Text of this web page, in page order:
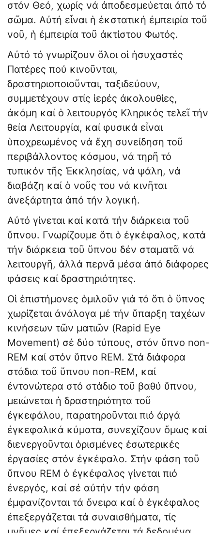
στόν Θεό, χωρίς νά ἀποδεσμεύεται ἀπό τό
σῶμα. Αὐτή εἶναι ἡ ἐκστατική ἐμπειρία τοῦ
νοῦ, ἡ ἐμπειρία τοῦ ἀκτίστου Φωτός.
Αὐτό τό γνωρίζουν ὅλοι οἱ ἡσυχαστές
Πατέρες πού κινοῦνται,
δραστηριοποιοῦνται, ταξιδεύουν,
συμμετέχουν στίς ἱερές ἀκολουθίες,
ἀκόμη καί ὁ λειτουργός Κληρικός τελεῖ τήν
θεία Λειτουργία, καί φυσικά εἶναι
ὑποχρεωμένος νά ἔχη συνείδηση τοῦ
περιβάλλοντος κόσμου, νά τηρῆ τό
τυπικόν τῆς Ἐκκλησίας, νά ψάλη, νά
διαβάζη καί ὁ νοῦς του νά κινῆται
ἀνεξάρτητα ἀπό τήν λογική.
Αὐτό γίνεται καί κατά τήν διάρκεια τοῦ
ὕπνου. Γνωρίζουμε ὅτι ὁ ἐγκέφαλος, κατά
τήν διάρκεια τοῦ ὕπνου δέν σταματᾶ νά
λειτουργῆ, ἀλλά περνᾶ μέσα ἀπό διάφορες
φάσεις καί δραστηριότητες.
Οἱ ἐπιστήμονες ὁμιλοῦν γιά τό ὅτι ὁ ὕπνος
χωρίζεται ἀνάλογα μέ τήν ὕπαρξη ταχέων
κινήσεων τῶν ματιῶν (Rapid Eye
Movement) σέ δύο τύπους, στόν ὕπνο non-
REM καί στόν ὕπνο REM. Στά διάφορα
στάδια τοῦ ὕπνου non-REM, καί
ἐντονώτερα στό στάδιο τοῦ βαθύ ὕπνου,
μειώνεται ἡ δραστηριότητα τοῦ
ἐγκεφάλου, παρατηροῦνται πιό ἀργά
ἐγκεφαλικά κύματα, συνεχίζουν ὅμως καί
διενεργοῦνται ὁρισμένες ἐσωτερικές
ἐργασίες στόν ἐγκέφαλο. Στήν φάση τοῦ
ὕπνου REM ὁ ἐγκέφαλος γίνεται πιό
ἐνεργός, καί σέ αὐτήν τήν φάση
ἐμφανίζονται τά ὄνειρα καί ὁ ἐγκέφαλος
ἐπεξεργάζεται τά συναισθήματα, τίς